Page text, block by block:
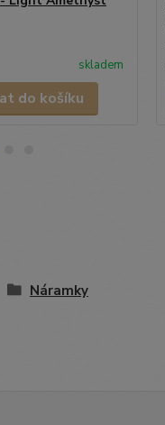
skladem
do košíku
Náramky